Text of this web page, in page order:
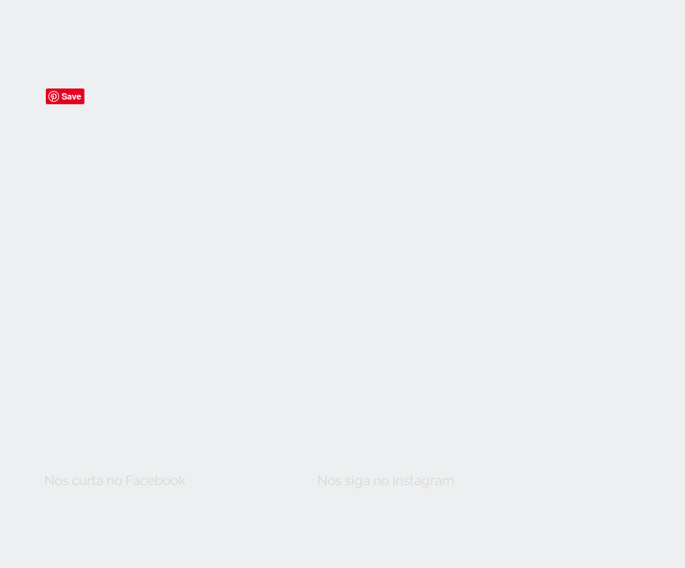
Nos curta no Facebook Nos siga no Instagram